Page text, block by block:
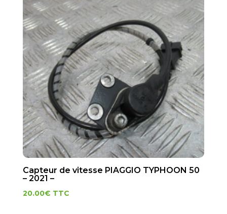
Capteur de vitesse PIAGGIO TYPHOON 50
– 2021 –
20.00€ TTC